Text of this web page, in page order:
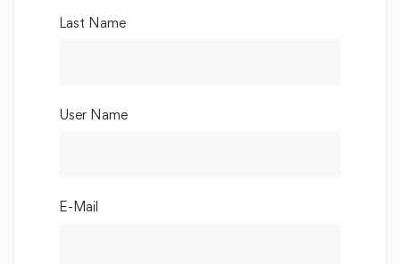
Last Name
User Name
E-Mail